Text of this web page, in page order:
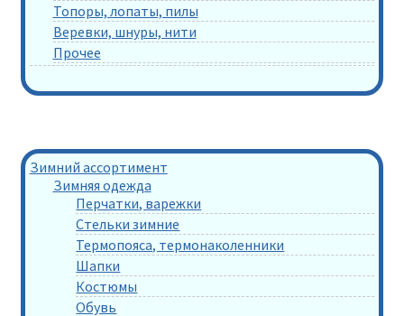
Топоры, лопаты, пилы
Веревки, шнуры, нити
Прочее
Зимний ассортимент
Зимняя одежда
Перчатки, варежки
Стельки зимние
Термопояса, термонаколенники
Шапки
Костюмы
Обувь